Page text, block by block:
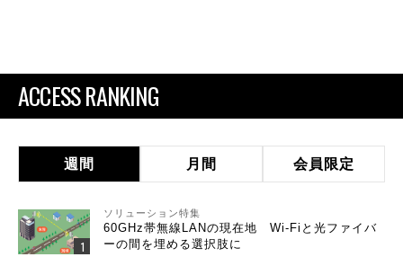
ACCESS RANKING
週間 月間 会員限定
ソリューション特集
60GHz帯無線LANの現在地 Wi-Fiと光ファイバ
ーの間を埋める選択肢に